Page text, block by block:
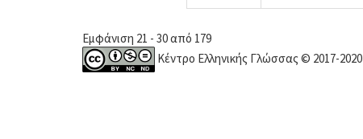
Εμφάνιση 21 - 30 από 179
Κέντρο Ελληνικής Γλώσσας © 2017-2020